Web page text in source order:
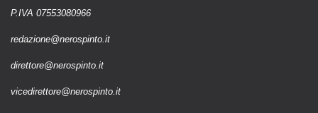
P.IVA 07553080966
redazione@nerospinto.it
direttore@nerospinto.it
vicedirettore@nerospinto.it